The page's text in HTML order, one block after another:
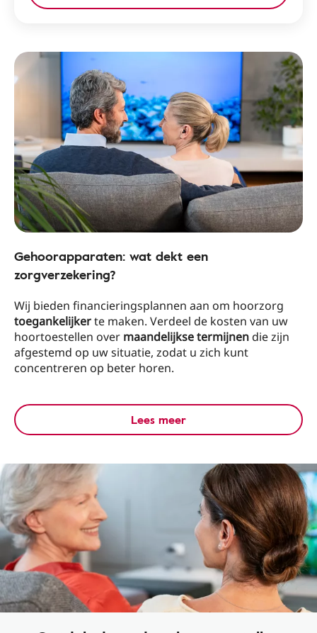
Gehoorapparaten: wat dekt een
zorgverzekering?
Wij bieden financieringsplannen aan om hoorzorg
toegankelijkerte maken. Verdeel de kosten van uw
hoortoestellen over maandelijkse termijnendie zijn
afgestemd op uw situatie, zodat u zich kunt
concentreren op beter horen.
Lees meer